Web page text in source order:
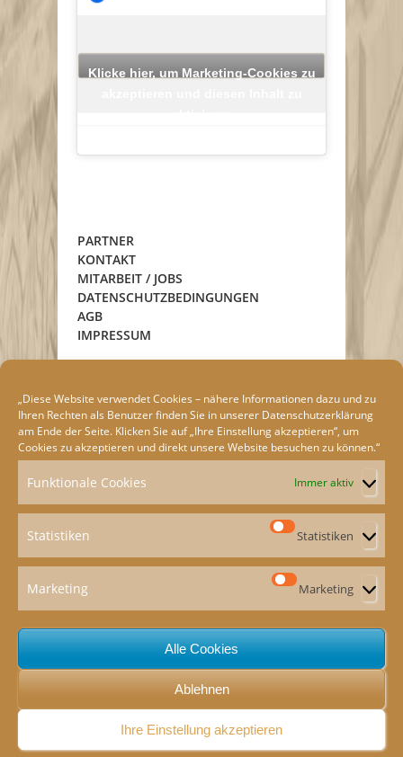
„Diese Website verwendet Cookies – nähere Informationen dazu und zu
Ihren Rechten als Benutzer finden Sie in unserer Datenschutzerklärung
am Ende der Seite. Klicken Sie auf „Ihre Einstellung akzeptieren“, um
Cookies zu akzeptieren und direkt unsere Website besuchen zu können.“
Funktionale Cookies Immer aktiv
Statistiken Statistiken
Marketing Marketing
Alle Cookies
Ablehnen
Ihre Einstellung akzeptieren
Klicke hier, um Marketing-Cookies zu
PARTNER
KONTAKT
MITARBEIT / JOBS
DATENSCHUTZBEDINGUNGEN
AGB
IMPRESSUM